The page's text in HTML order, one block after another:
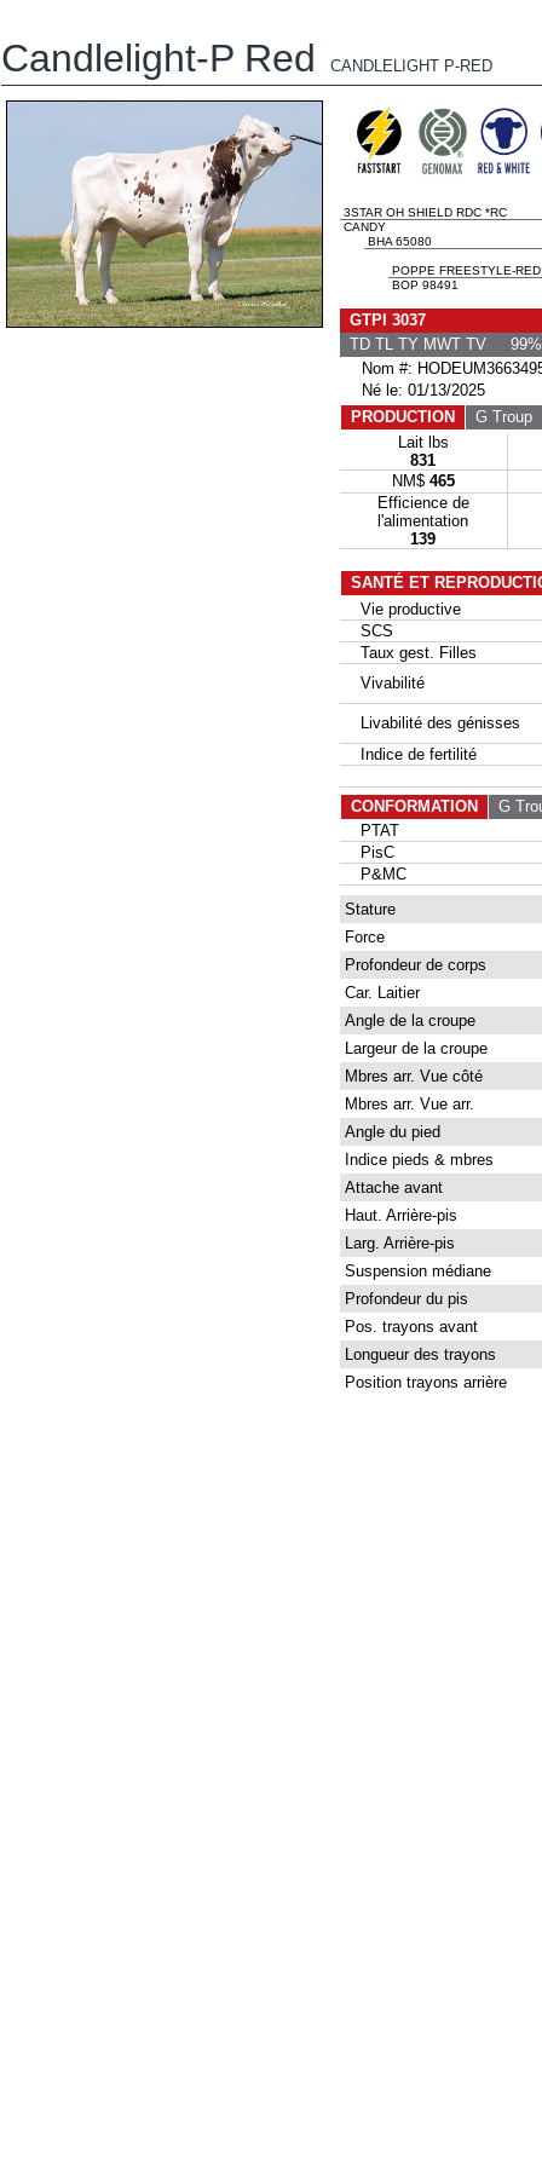
Candlelight-P Red CANDLELIGHT P-RED
3STAR OH SHIELD RDC *RC
CANDY
BHA 65080
POPPE FREESTYLE-RED
BOP 98491
GTPI 3037
TD TL TY MWT TV
Nom #:
Né le: 01/13/2025
PRODUCTION
G Troup
Lait lbs
831
NM$ 465
Efficience de
l'alimentation
139
SANTÉ ET
Vie productive
SCS
Taux gest. Filles
Vivabilité
Livabilité des génisses
Indice de fertilité
CONFORMATION
G
PTAT
PisC
P&MC
Stature
Force
Profondeur de corps
Car. Laitier
Angle de la croupe
Largeur de la croupe
Mbres arr. Vue côté
Mbres arr. Vue arr.
Angle du pied
Indice pieds & mbres
Attache avant
Haut. Arrière-pis
Larg. Arrière-pis
Suspension médiane
Profondeur du pis
Pos. trayons avant
Longueur des trayons
Position trayons arrière